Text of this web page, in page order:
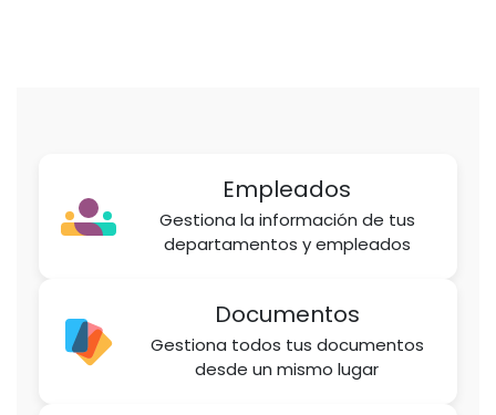
Empleados
Gestiona la información de tus
departamentos y empleados
Documentos
Gestiona todos tus documentos
desde un mismo lugar